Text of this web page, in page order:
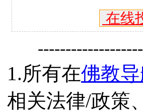
在线
1.所有在佛教
相关法律/政策